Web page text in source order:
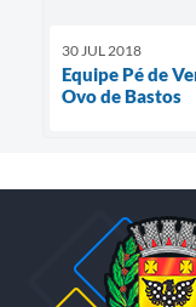
30 JUL 2018
Equipe Pé de
Ovo de Bastos